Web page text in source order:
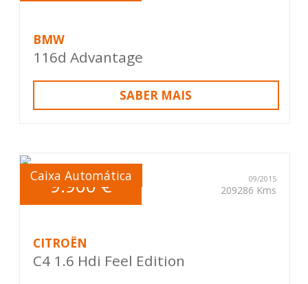
BMW
116d Advantage
SABER MAIS
Caixa Automática
9.900 € 09/2015
209286 Kms
CITROËN
C4 1.6 Hdi Feel Edition